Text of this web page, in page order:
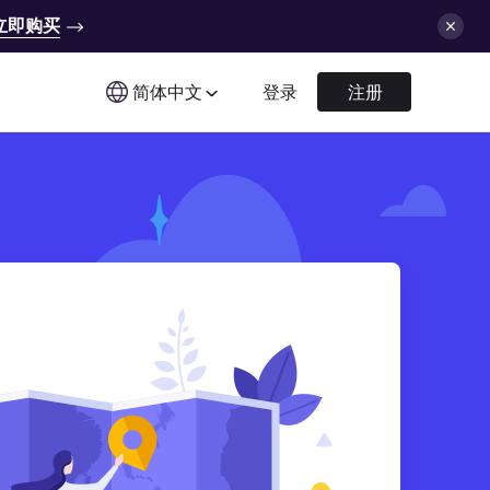
即购买
简体中文 登录 注册